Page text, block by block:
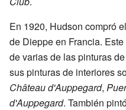
En 1920, Hudson compró
de Dieppe en Francia.
de varias de las pinturas
sus pinturas de interiores
Château d'Auppegard,
d'Auppegard. También